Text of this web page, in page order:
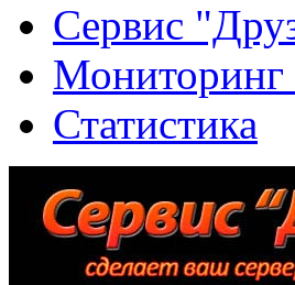
Сервис
Мониторинг
Статистика